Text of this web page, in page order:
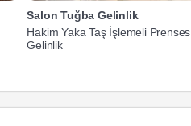
Salon Tuğba Gelinlik
Hakim Yaka Taş İşlemeli Prenses
Gelinlik